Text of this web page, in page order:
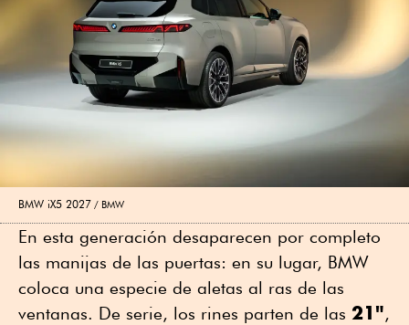
BMW iX5 2027 BMW
En esta generación desaparecen por completo
las manijas de las puertas: en su lugar, BMW
coloca una especie de aletas al ras de las
ventanas. De serie, los rines parten de las 21",